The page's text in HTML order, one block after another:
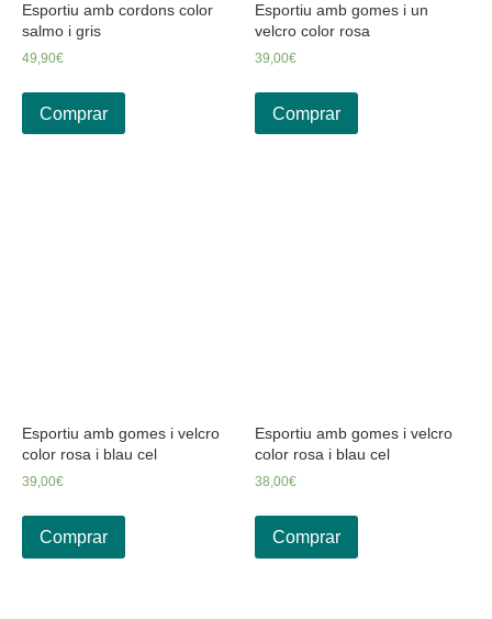
Esportiu amb cordons color
salmo i gris
49,90€
Comprar
Esportiu amb gomes i un
velcro color rosa
39,00€
Comprar
Esportiu amb gomes i velcro
color rosa i blau cel
39,00€
Comprar
Esportiu amb gomes i velcro
color rosa i blau cel
38,00€
Comprar